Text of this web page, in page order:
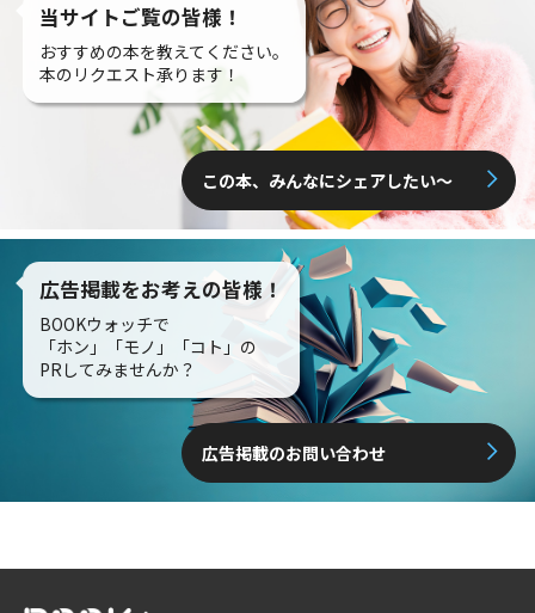
当サイトご覧の皆様！
おすすめの本を教えてください。
本のリクエスト承ります！
この本、みんなにシェアしたい〜
広告掲載をお考えの皆様！
BOOKウォッチで
「ホン」「モノ」「コト」の
PRしてみませんか？
広告掲載のお問い合わせ